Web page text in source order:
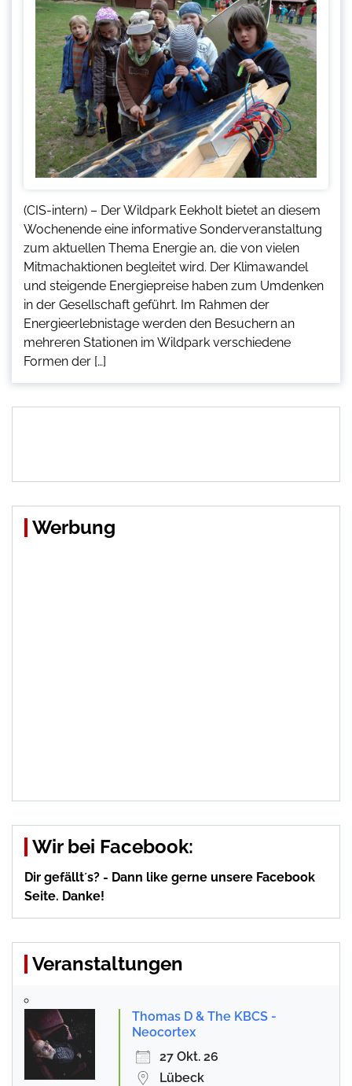
(CIS-intern) – Der Wildpark Eekholt bietet an diesem
Wochenende eine informative Sonderveranstaltung
zum aktuellen Thema Energie an, die von vielen
Mitmachaktionen begleitet wird. Der Klimawandel
und steigende Energiepreise haben zum Umdenken
in der Gesellschaft geführt. Im Rahmen der
Energieerlebnistage werden den Besuchern an
mehreren Stationen im Wildpark verschiedene
Formen der […]
Werbung
Wir bei Facebook:
Dir gefällt´s? - Dann like gerne unsere Facebook
Seite. Danke!
Veranstaltungen
Thomas D & The KBCS -
Neocortex
27 Okt. 26
Lübeck